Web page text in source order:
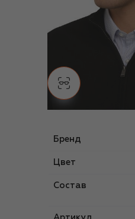
Бренд
Цвет
Состав